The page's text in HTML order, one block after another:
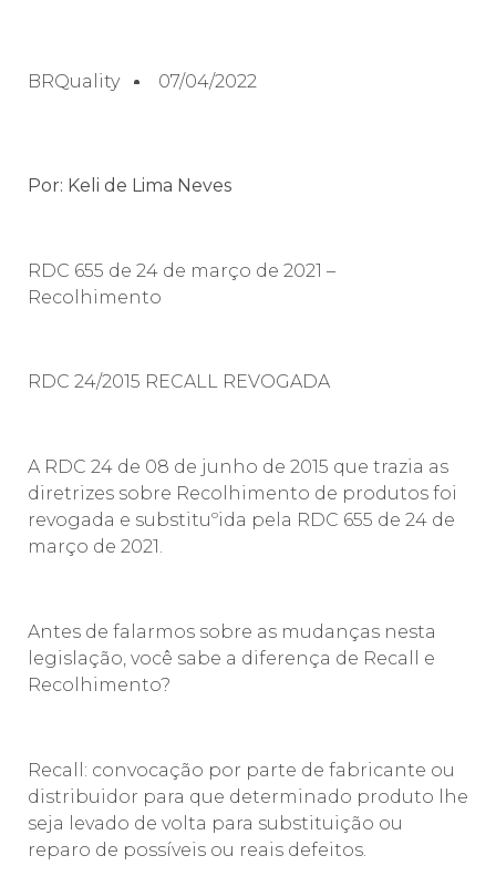
BRQuality 07/04/2022
Por: Keli de Lima Neves
RDC 655 de 24 de março de 2021 –
Recolhimento
RDC 24/2015 RECALL REVOGADA
A RDC 24 de 08 de junho de 2015 que trazia as
diretrizes sobre Recolhimento de produtos foi
revogada e substituºida pela RDC 655 de 24 de
março de 2021.
Antes de falarmos sobre as mudanças nesta
legislação, você sabe a diferença de Recall e
Recolhimento?
Recall: convocação por parte de fabricante ou
distribuidor para que determinado produto lhe
seja levado de volta para substituição ou
reparo de possíveis ou reais defeitos.